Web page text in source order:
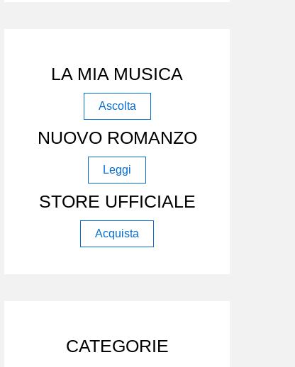
LA MIA MUSICA
Ascolta
NUOVO ROMANZO
Leggi
STORE UFFICIALE
Acquista
CATEGORIE